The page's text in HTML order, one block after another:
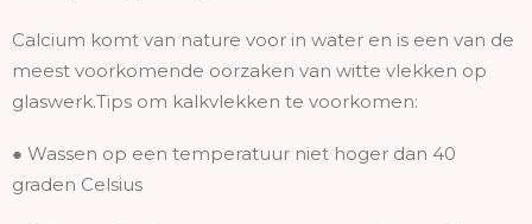
Calcium komt van nature voor in water en is een van de
meest voorkomende oorzaken van witte vlekken op
glaswerk.Tips om kalkvlekken te voorkomen:
● Wassen op een temperatuur niet hoger dan 40
graden Celsius